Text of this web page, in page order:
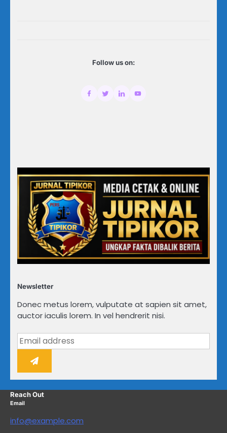
Follow us on:
Newsletter
Donec metus lorem, vulputate at sapien sit amet,
auctor iaculis lorem. In vel hendrerit nisi.
Reach Out
Email
info@example.com